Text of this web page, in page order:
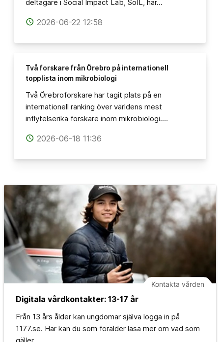
deltagare i Social Impact Lab, SoIL, har…
access_time 2026-06-22 12:58
Två forskare från Örebro på internationell
topplista inom mikrobiologi
Två Örebroforskare har tagit plats på en
internationell ranking över världens mest
inflytelserika forskare inom mikrobiologi.…
access_time 2026-06-18 11:36
Kontakta vården
Digitala vårdkontakter: 13-17 år
Från 13 års ålder kan ungdomar själva logga in på
1177.se. Här kan du som förälder läsa mer om vad som
gäller.